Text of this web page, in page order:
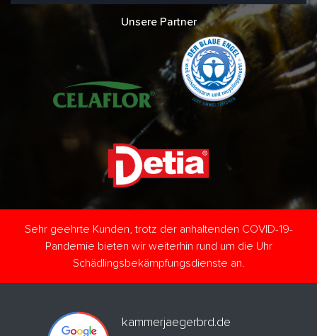
Unsere Partner
Sehr geehrte Kunden, trotz der anhaltenden COVID-19-
Pandemie bieten wir weiterhin rund um die Uhr
Schädlingsbekämpfungsdienste an.
kammerjaegerbrd.de